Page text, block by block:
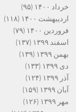
خرداد ۱۴۰۰
(۹۵)
اردیبهشت ۱۴۰۰
(۱۱۸)
فروردین ۱۴۰۰
(۷۹)
اسفند ۱۳۹۹
(۱۳۷)
بهمن ۱۳۹۹
(۱۳۹)
دی ۱۳۹۹
(۱۳۳)
آذر ۱۳۹۹
(۱۲۴)
آبان ۱۳۹۹
(۱۵۹)
مهر ۱۳۹۹
(۱۲۶)